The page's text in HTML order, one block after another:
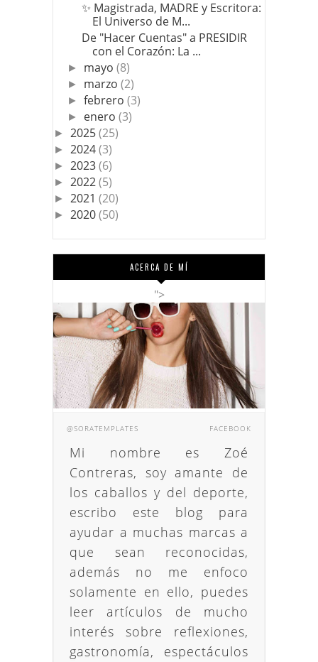
​✨ Magistrada, MADRE y Escritora:
El Universo de M...
​De "Hacer Cuentas" a PRESIDIR
con el Corazón: La ...
► mayo(8)
► marzo(2)
►febrero(3)
► enero(3)
► 2025(25)
► 2024(3)
► 2023(6)
► 2022(5)
► 2021 (20)
► 2020(50)
ACERCA DE MÍ
">
@SORATEMPLATES FACEBOOK
Mi nombre es Zoé
Contreras, soy amante de
los caballos y del deporte,
escribo este blog para
ayudar a muchas marcas a
que sean reconocidas,
además no me enfoco
solamente en ello, puedes
leer artículos de mucho
interés sobre reflexiones,
gastronomía, espectáculos